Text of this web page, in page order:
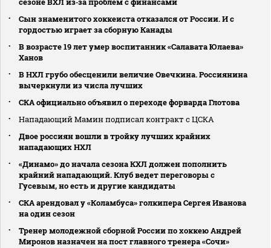
Сын знаменитого хоккеиста отказался от России. И с
гордостью играет за сборную Канады
В возрасте 19 лет умер воспитанник «Салавата Юлаева»
Ханов
В НХЛ грубо обесценили величие Овечкина. Россиянина
вычеркнули из числа лучших
СКА официально объявил о переходе форварда Глотова
Нападающий Мамин подписал контракт с ЦСКА
Двое россиян вошли в тройку лучших крайних
нападающих НХЛ
«Динамо» до начала сезона КХЛ должен пополнить
крайний нападающий. Клуб ведет переговоры с
Гусевым, но есть и другие кандидаты
СКА арендовал у «Коламбуса» голкипера Сергея Иванова
на один сезон
Тренер молодежной сборной России по хоккею Андрей
Миронов назначен на пост главного тренера «Сочи»